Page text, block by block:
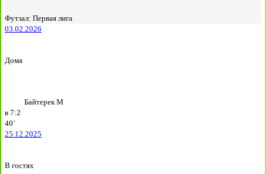
Футзал: Первая лига
03.02.2026
Дома
Байтерек М
в 7:2
40`
25.12.2025
В гостях